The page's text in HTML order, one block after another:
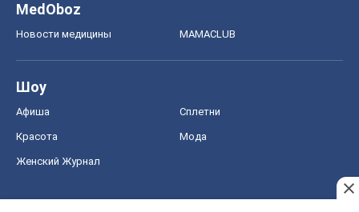
MedOboz
Новости медицины MAMACLUB
Шоу
Афиша Сплетни
Красота Мода
Женский Журнал